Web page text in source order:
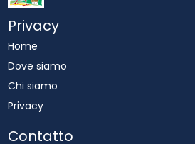
Privacy
Home
Dove siamo
Chi siamo
Privacy
Contatto